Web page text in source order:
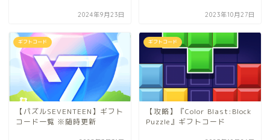
2024年9月23日 2023年10月27日
ギフトコード
【パズルSEVENTEEN】ギフト
コード一覧 ※随時更新
ギフトコード
【攻略】『Color Blast:Block
Puzzle』ギフトコード